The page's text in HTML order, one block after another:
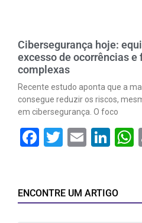
Cibersegurança hoje:
excesso de ocorrências e
complexas
Recente estudo aponta que a
consegue reduzir os riscos,
em cibersegurança. O foco
Facebook
Twitter
Email
ENCONTRE UM ARTIGO